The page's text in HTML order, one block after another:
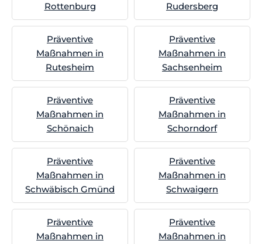
Rottenburg
Rudersberg
Präventive
Maßnahmen in
Rutesheim
Präventive
Maßnahmen in
Sachsenheim
Präventive
Maßnahmen in
Schönaich
Präventive
Maßnahmen in
Schorndorf
Präventive
Maßnahmen in
Schwäbisch Gmünd
Präventive
Maßnahmen in
Schwaigern
Präventive
Maßnahmen in
Präventive
Maßnahmen in